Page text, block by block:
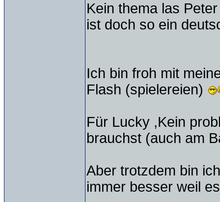
Kein thema las
ist doch so ein
Ich bin froh mit
Flash (spielereien)
Für Lucky ,Kein
brauchst (auch am
Aber trotzdem bin
immer besser weil